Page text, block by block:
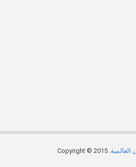
. Copyright © 2015